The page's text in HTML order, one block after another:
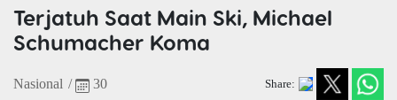
Terjatuh Saat Main Ski, Michael
Schumacher Koma
Nasional /
30
Share: